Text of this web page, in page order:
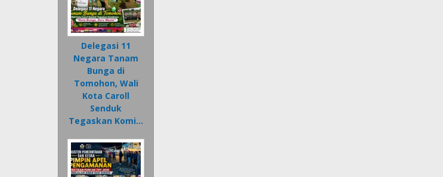
Delegasi 11
Negara Tanam
Bunga di
Tomohon, Wali
Kota Caroll
Senduk
Tegaskan Komi…